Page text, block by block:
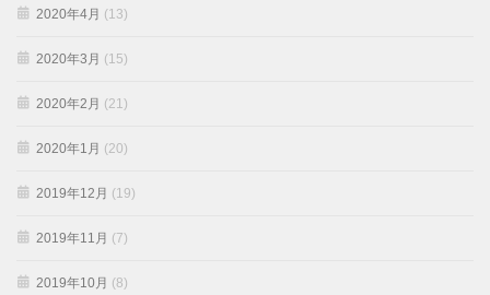
2020年4月 (13)
2020年3月 (15)
2020年2月 (21)
2020年1月 (20)
2019年12月 (19)
2019年11月 (7)
2019年10月 (8)